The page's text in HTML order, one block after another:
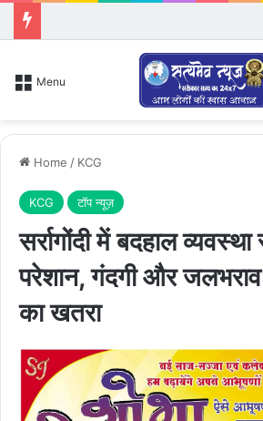
Menu
Home / KCG
KCG टॉप न्यूज़
सर्रागोंदी में बदहाल
परेशान, गंदगी और जलभराव
का खतरा